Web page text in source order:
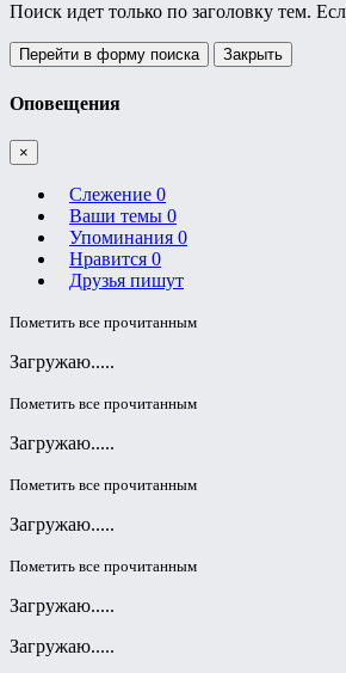
Поиск идет только по заголовку тем.
Перейти в форму поиска Закрыть
Оповещения
×
Слежение 0
Ваши темы 0
Упоминания 0
Нравится 0
Друзья пишут
Пометить все прочитанным
Загружаю.....
Пометить все прочитанным
Загружаю.....
Пометить все прочитанным
Загружаю.....
Пометить все прочитанным
Загружаю.....
Загружаю.....